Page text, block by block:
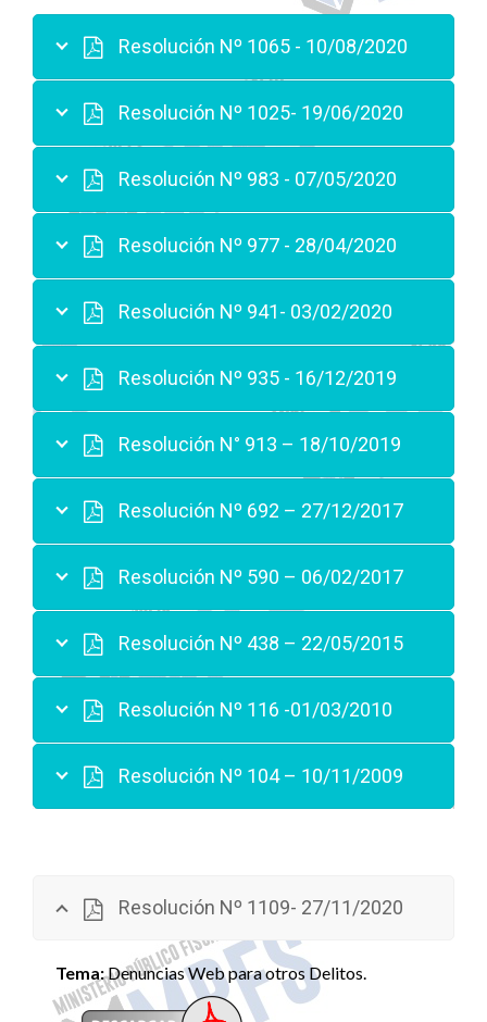
Resolución Nº 1065 - 10/08/2020
Resolución Nº 1025- 19/06/2020
Resolución Nº 983 - 07/05/2020
Resolución Nº 977 - 28/04/2020
Resolución Nº 941- 03/02/2020
Resolución Nº 935 - 16/12/2019
Resolución N° 913 – 18/10/2019
Resolución Nº 692 – 27/12/2017
Resolución Nº 590 – 06/02/2017
Resolución Nº 438 – 22/05/2015
Resolución Nº 116 -01/03/2010
Resolución Nº 104 – 10/11/2009
Resolución Nº 1109- 27/11/2020
Tema:Denuncias Web para otros Delitos.